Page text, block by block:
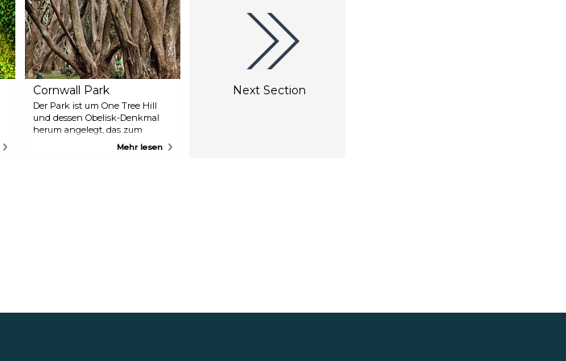
Cornwall Park
Der Park ist um One Tree Hill
und dessen Obelisk-Denkmal
herum angelegt, das zum
Gedenken an den Stifter des
Parks, Sir John Logan Campbell,
Mehr lesen
Next Section